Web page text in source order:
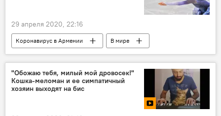
29 апреля 2020, 22:16
Коронавирус в Армении
В мире
Евгения Медведева
изоляция
Япония
"Обожаю тебя, милый мой дровосек!"
Кошка-меломан и ее симпатичный
хозяин выходят на бис